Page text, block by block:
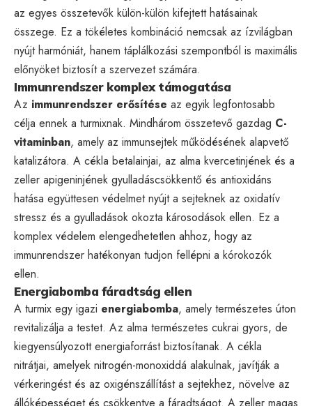
az egyes összetevők külön-külön kifejtett hatásainak
összege. Ez a tökéletes kombináció nemcsak az ízvilágban
nyújt harmóniát, hanem táplálkozási szempontból is maximális
előnyöket biztosít a szervezet számára.
Immunrendszer komplex támogatása
Az immunrendszer erősítése az egyik legfontosabb
célja ennek a turmixnak. Mindhárom összetevő gazdag C-
vitaminban, amely az immunsejtek működésének alapvető
katalizátora. A cékla betalainjai, az alma kvercetinjének és a
zeller apigeninjének gyulladáscsökkentő és antioxidáns
hatása együttesen védelmet nyújt a sejteknek az oxidatív
stressz és a gyulladások okozta károsodások ellen. Ez a
komplex védelem elengedhetetlen ahhoz, hogy az
immunrendszer hatékonyan tudjon fellépni a kórokozók
ellen.
Energiabomba fáradtság ellen
A turmix egy igazi energiabomba, amely természetes úton
revitalizálja a testet. Az alma természetes cukrai gyors, de
kiegyensúlyozott energiaforrást biztosítanak. A cékla
nitrátjai, amelyek nitrogén-monoxiddá alakulnak, javítják a
vérkeringést és az oxigénszállítást a sejtekhez, növelve az
állóképességet és csökkentve a fáradtságot. A zeller magas